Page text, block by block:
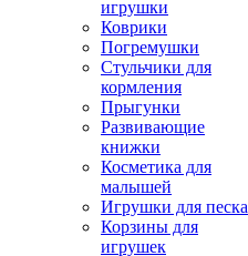
игрушки
Коврики
Погремушки
Стульчики для
кормления
Прыгунки
Развивающие
книжки
Косметика для
малышей
Игрушки для песка
Корзины для
игрушек